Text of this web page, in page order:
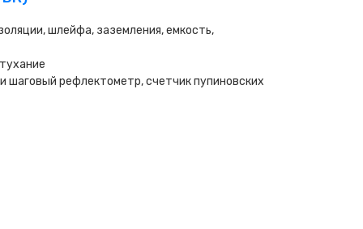
шлейфа, заземления, емкость,
шаговый рефлектометр, счетчик пупиновских